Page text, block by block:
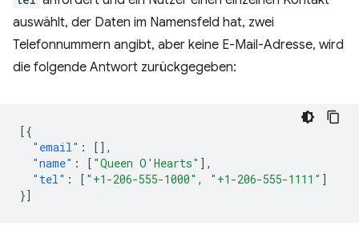
auswählt, der Daten im Namensfeld hat, zwei
Telefonnummern angibt, aber keine E-Mail-Adresse, wird
die folgende Antwort zurückgegeben:
[{
"email" :
[],
"name" : [ "Queen O'Hearts" ],
"tel" : [ "+1-206-555-1000" , "+1-206-555-1111" ]
}]